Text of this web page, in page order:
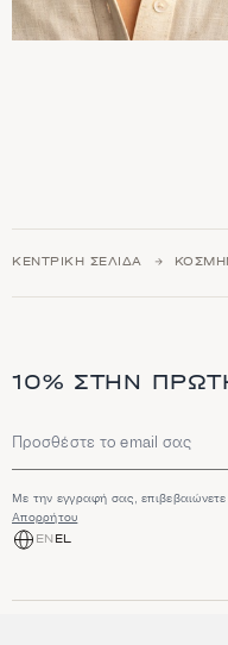
ΚΕΝΤΡΙΚΉ ΣΕΛΊΔΑ
10% ΣΤΗΝ
Διεύθυνση email
Με την εγγραφή σας, επιβεβαιώνετε
Απορρήτου
EN EL